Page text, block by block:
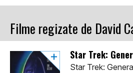
Filme regizate de David
Star Trek:
Star Trek: